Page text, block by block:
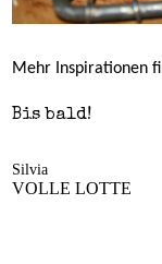
Mehr Inspirationen
Bis bald!
Silvia
VOLLE LOTTE